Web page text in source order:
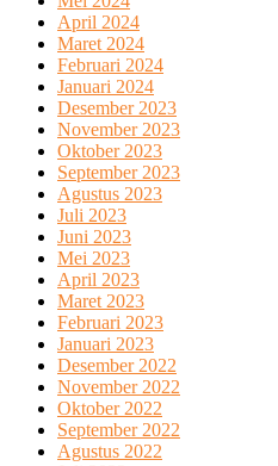
April 2024
Maret 2024
Februari 2024
Januari 2024
Desember 2023
November 2023
Oktober 2023
September 2023
Agustus 2023
Juli 2023
Juni 2023
Mei 2023
April 2023
Maret 2023
Februari 2023
Januari 2023
Desember 2022
November 2022
Oktober 2022
September 2022
Agustus 2022